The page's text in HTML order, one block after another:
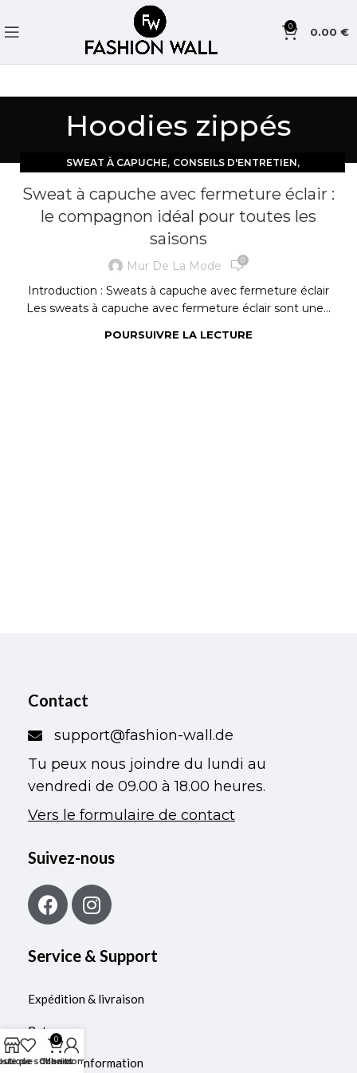
0 0.00 €
Hoodies zippés
SWEAT À CAPUCHE, CONSEILS D'ENTRETIEN,
Sweat à capuche avec fermeture éclair :
le compagnon idéal pour toutes les
saisons
Mur De La Mode 0
Introduction : Sweats à capuche avec fermeture éclair
Les sweats à capuche avec fermeture éclair sont une...
POURSUIVRE LA LECTURE
Contact
support@fashion-wall.de
Tu peux nous joindre du lundi au
vendredi de 09.00 à 18.00 heures.
Vers le formulaire de contact
Suivez-nous
Service & Support
Expédition & livraison
Retours
Bulletin d'information
de souhaits
0
Chariot
Mon compte